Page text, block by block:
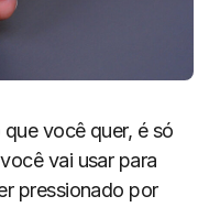
você quer, é só
vai usar para
pressionado por